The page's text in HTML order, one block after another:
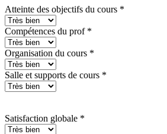
Atteinte des objectifs du cours *
Compétences du prof *
Organisation du cours *
Salle et supports de cours *
Satisfaction globale *